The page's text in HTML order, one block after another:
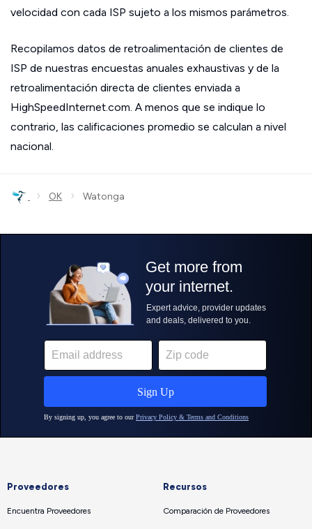
velocidad con cada ISP sujeto a los mismos parámetros.
Recopilamos datos de retroalimentación de clientes de
ISP de nuestras encuestas anuales exhaustivas y de la
retroalimentación directa de clientes enviada a
HighSpeedInternet.com. A menos que se indique lo
contrario, las calificaciones promedio se calculan a nivel
nacional.
› OK › Watonga
Proveedores
Encuentra Proveedores
Recursos
Comparación de Proveedores